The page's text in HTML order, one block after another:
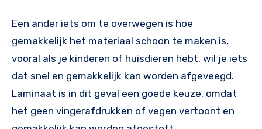
Een ander iets om te overwegen is hoe
gemakkelijk het materiaal schoon te maken is,
vooral als je kinderen of huisdieren hebt, wil je iets
dat snel en gemakkelijk kan worden afgeveegd.
Laminaat is in dit geval een goede keuze, omdat
het geen vingerafdrukken of vegen vertoont en